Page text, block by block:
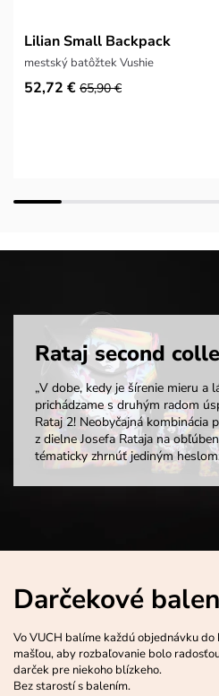
Lilian Small Backpack
mestský batôžtek Vushie
52,72 € 65,90 €
Rataj second
„V dobe, kedy je šírenie mieru a
prichádzame s druhým radom
Rataj 2! Neobyčajná kombinácia
z dielne Josefa Rataja na
tématicky zhrnúť jediným
Darčekové
Vo VUCH balíme každú objednávku
mašľou, aby rozbaľovanie bolo
darček pre niekoho blízkeho.
Bez starostí s balením.